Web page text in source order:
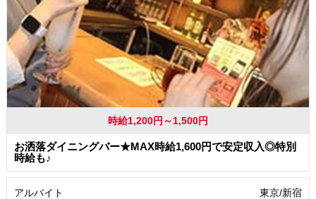
時給1,200円～1,500円
お洒落ダイニングバー★MAX時給1,600円で安定収入◎特別
時給も♪
アルバイト 東京/新宿